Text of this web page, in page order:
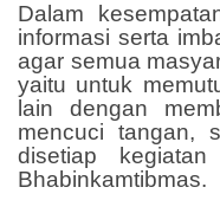
Dalam
informasi serta
agar semua
yaitu untuk
lain dengan
mencuci tangan,
disetiap
Bhabinkamtibmas.